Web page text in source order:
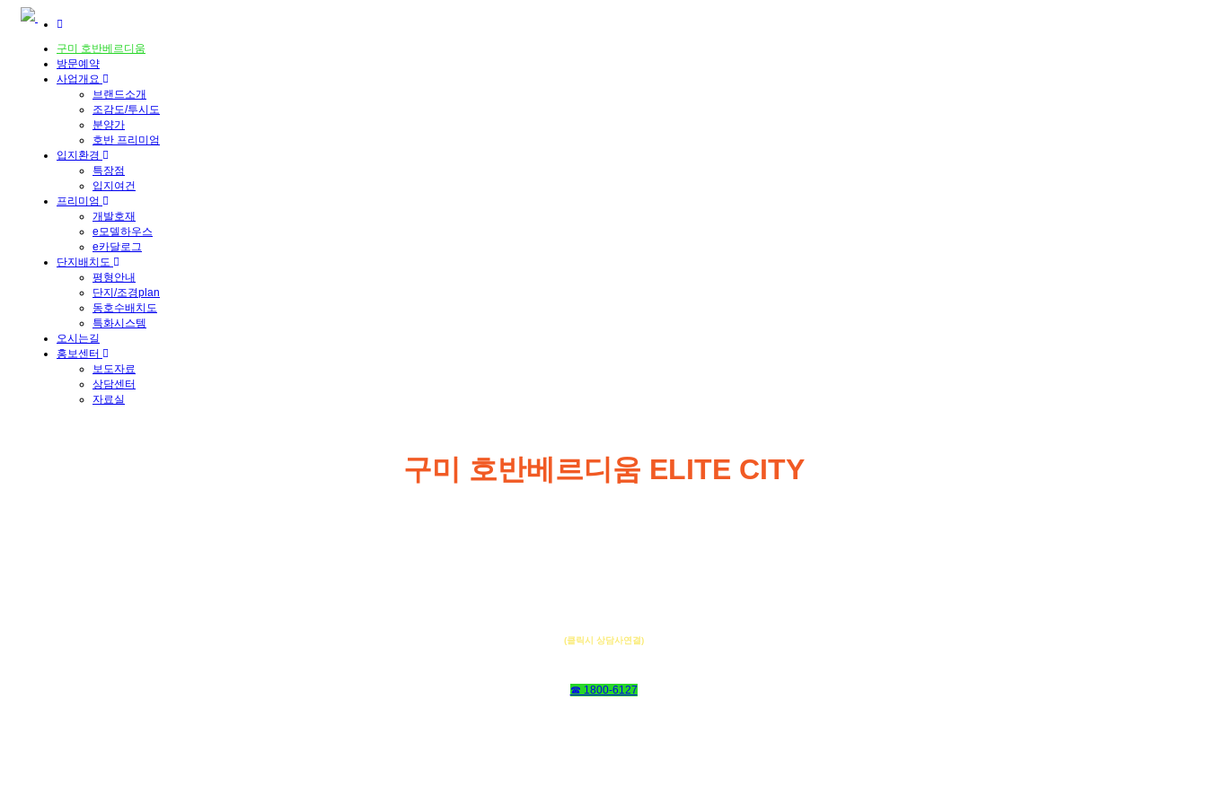
구미 호반베르디움
방문예약
사업개요
브랜드소개
조감도/투시도
분양가
호반 프리미엄
입지환경
특장점
입지여건
프리미엄
개발호재
e모델하우스
e카달로그
단지배치도
평형안내
단지/조경plan
동호수배치도
특화시스템
오시는길
홍보센터
보도자료
상담센터
자료실
구미 호반베르디움 ELITE CITY
(클릭시 상담사연결)
☎ 1800-6127